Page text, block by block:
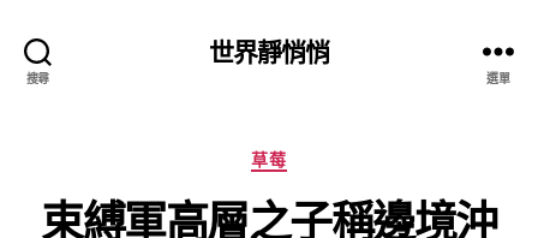
搜尋
世界靜悄悄
選單
分
類
草莓
束縛軍高層之子稱邊境沖